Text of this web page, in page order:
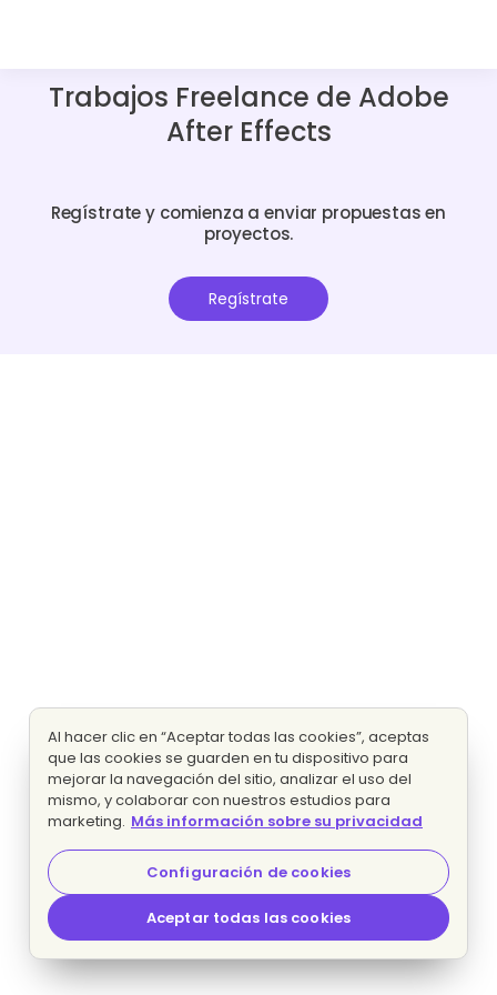
Trabajos Freelance de Adobe
After Effects
Regístrate y comienza a enviar propuestas en
proyectos.
Regístrate
Al hacer clic en “Aceptar todas las cookies”, aceptas
que las cookies se guarden en tu dispositivo para
mejorar la navegación del sitio, analizar el uso del
mismo, y colaborar con nuestros estudios para
marketing. Más información sobre su privacidad
Configuración de cookies
Aceptar todas las cookies